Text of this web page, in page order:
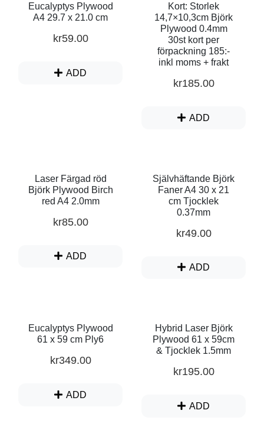
Eucalyptys Plywood
A4 29.7 x 21.0 cm
kr59.00
ADD
Kort: Storlek
14,7×10,3cm Björk
Plywood 0.4mm
30st kort per
förpackning 185:-
inkl moms + frakt
kr185.00
ADD
Laser Färgad röd
Björk Plywood Birch
red A4 2.0mm
kr85.00
ADD
Självhäftande Björk
Faner A4 30 x 21
cm Tjocklek
0.37mm
kr49.00
ADD
Eucalyptys Plywood
61 x 59 cm Ply6
kr349.00
ADD
Hybrid Laser Björk
Plywood 61 x 59cm
& Tjocklek 1.5mm
kr195.00
ADD